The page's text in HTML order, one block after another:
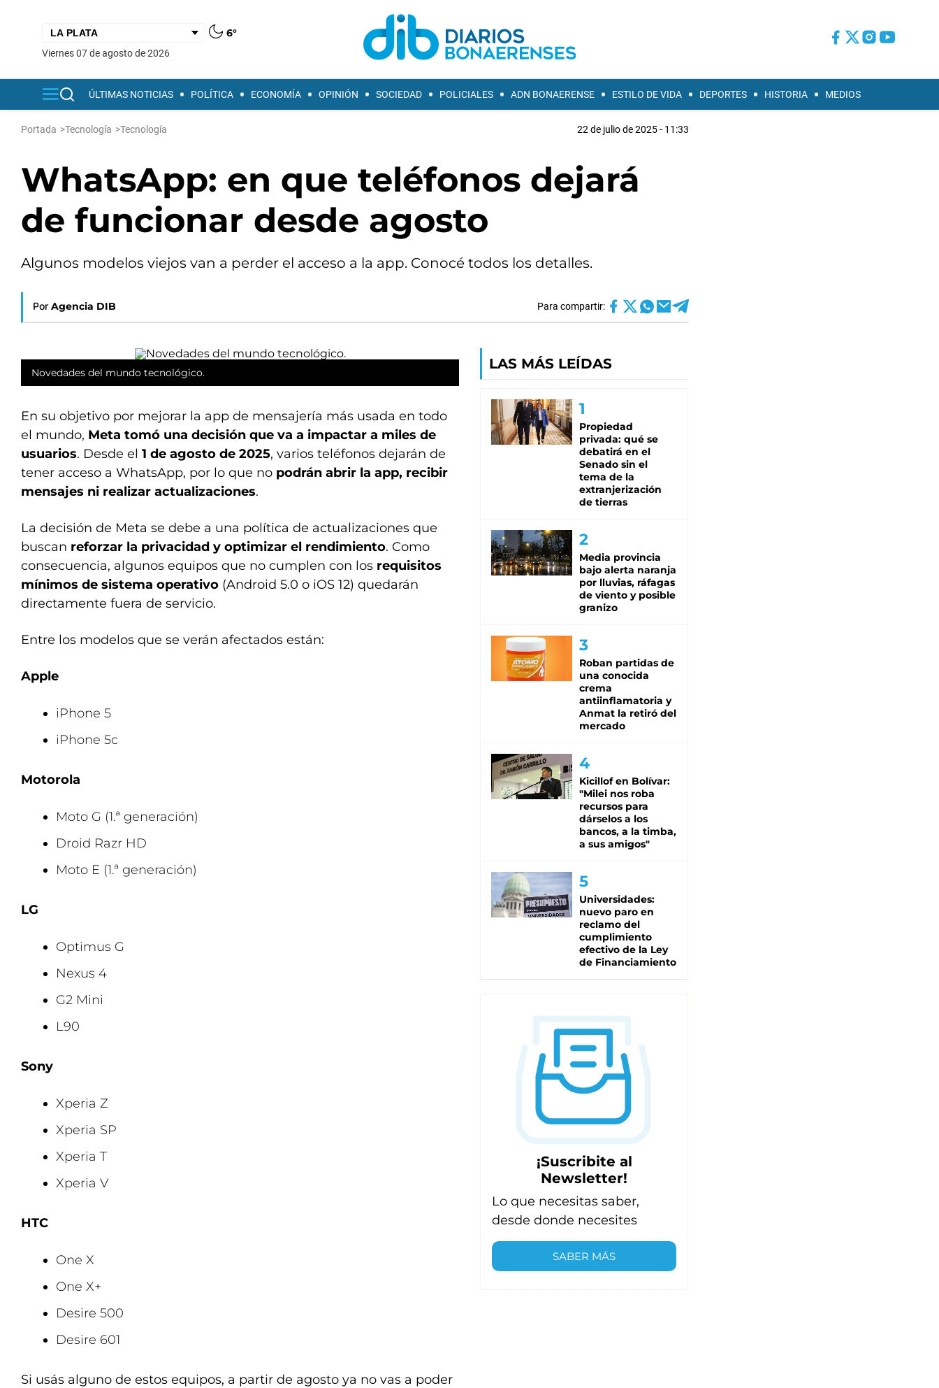
6°
viernes 07 de agosto de 2026
ÚLTIMAS NOTICIAS POLÍTICA ECONOMÍA OPINIÓN SOCIEDAD POLICIALES ADN BONAERENSE ESTILO DE VIDA DEPORTES HISTORIA MEDIOS
Portada >Tecnología >Tecnología 22 de julio de 2025 - 11:33
WhatsApp: en que teléfonos dejará
de funcionar desde agosto
Algunos modelos viejos van a perder el acceso a la app. Conocé todos los detalles.
Por Agencia DIB Para compartir:
Novedades del mundo tecnológico.
En su objetivo por mejorar la app de mensajería más usada en todo
el mundo, Meta tomó una decisión que va a impactar a miles de
usuarios. Desde el 1 de agosto de 2025, varios teléfonos dejarán de
tener acceso a WhatsApp, por lo que no podrán abrir la app, recibir
mensajes ni realizar actualizaciones.
La decisión de Meta se debe a una política de actualizaciones que
buscan reforzar la privacidad y optimizar el rendimiento. Como
consecuencia, algunos equipos que no cumplen con los requisitos
mínimos de sistema operativo (Android 5.0 o iOS 12) quedarán
directamente fuera de servicio.
Entre los modelos que se verán afectados están:
Apple
iPhone 5
iPhone 5c
Motorola
Moto G (1.ª generación)
Droid Razr HD
Moto E (1.ª generación)
LG
Optimus G
Nexus 4
G2 Mini
L90
Sony
Xperia Z
Xperia SP
Xperia T
Xperia V
HTC
One X
One X+
Desire 500
Desire 601
Si usás alguno de estos equipos, a partir de agosto ya no vas a poder
LAS MÁS LEÍDAS
Propiedad
privada: qué se
debatirá en el
Senado sin el
tema de la
extranjerización
de tierras
Media provincia
bajo alerta naranja
por lluvias, ráfagas
de viento y posible
granizo
Roban partidas de
una conocida
crema
antiinflamatoria y
Anmat la retiró del
mercado
Kicillof en Bolívar:
"Milei nos roba
recursos para
dárselos a los
bancos, a la timba,
a sus amigos"
Universidades:
nuevo paro en
reclamo del
cumplimiento
efectivo de la Ley
de Financiamiento
¡Suscribite al
Newsletter!
Lo que necesitas saber,
desde donde necesites
SABER MÁS